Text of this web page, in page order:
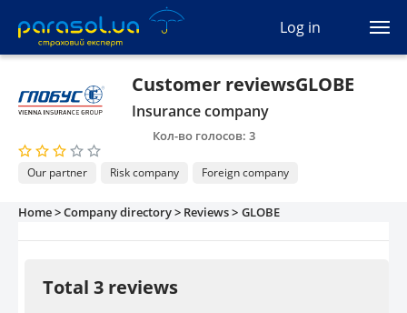
Log in
(093) 170-33-90
Ua En
All services
Autocivil
Green card
Auto protection
Customer reviewsGLOBE
Insurance company
Кол-во голосов: 3
Our partner Risk company Foreign company
Home >Company directory > Reviews > GLOBE
Total 3 reviews